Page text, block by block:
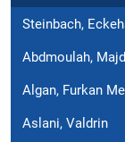
Steinbach,
Abdmoulah,
Algan, Furkan
Aslani, Valdrin